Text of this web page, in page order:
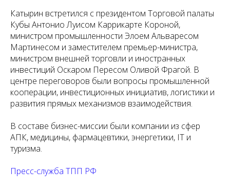
Катырин встретился с президентом Торговой палаты
Кубы Антонио Луисом Каррикарте Короной,
министром промышленности Элоем Альваресом
Мартинесом и заместителем премьер-министра,
министром внешней торговли и иностранных
инвестиций Оскаром Пересом Оливой Фрагой. В
центре переговоров были вопросы промышленной
кооперации, инвестиционных инициатив, логистики и
развития прямых механизмов взаимодействия.
В составе бизнес-миссии были компании из сфер
АПК, медицины, фармацевтики, энергетики, IT и
туризма.
Пресс-служба ТПП РФ